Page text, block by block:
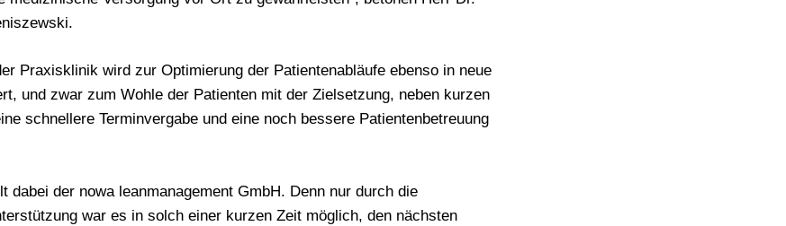
Praxisklinik wird zur Optimierung der Patientenabläufe ebenso in neue
und zwar zum Wohle der Patienten mit der Zielsetzung, neben kurzen
schnellere Terminvergabe und eine noch bessere Patientenbetreuung
dabei der nowa leanmanagement GmbH. Denn nur durch die
war es in solch einer kurzen Zeit möglich, den nächsten